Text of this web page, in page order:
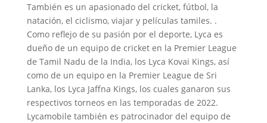
También es un apasionado del cricket, fútbol, la
natación, el ciclismo, viajar y películas tamiles. .
Como reflejo de su pasión por el deporte, Lyca es
dueño de un equipo de cricket en la Premier League
de Tamil Nadu de la India, los Lyca Kovai Kings, así
como de un equipo en la Premier League de Sri
Lanka, los Lyca Jaffna Kings, los cuales ganaron sus
respectivos torneos en las temporadas de 2022.
Lycamobile también es patrocinador del equipo de